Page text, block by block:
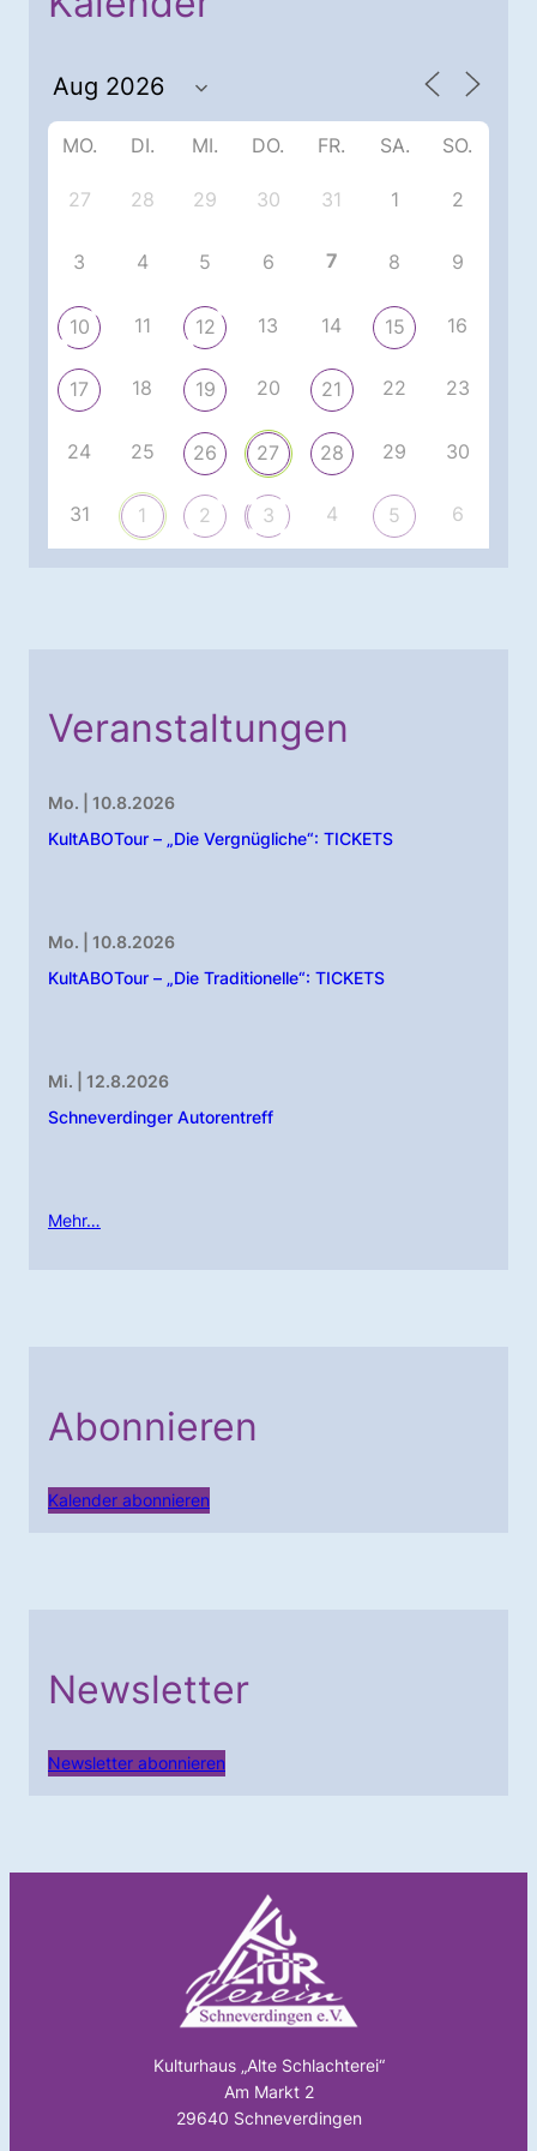
MO. DI. MI. DO. FR. SA. SO.
27 28 29 30 31 1 2
3 4 5 6 7 8 9
10 11 12 13 14 15 16
17 18 19 20 21 22 23
24 25 26 27 28 29 30
31 1 2 3 4 5 6
Veranstaltungen
Mo. | 10.8.2026
KultABOTour – „Die Vergnügliche“: TICKETS
Mo. | 10.8.2026
KultABOTour – „Die Traditionelle“: TICKETS
Mi. | 12.8.2026
Schneverdinger Autorentreff
Mehr…
Abonnieren
Kalender abonnieren
Newsletter
Newsletter abonnieren
Kulturhaus „Alte Schlachterei“
Am Markt 2
29640 Schneverdingen